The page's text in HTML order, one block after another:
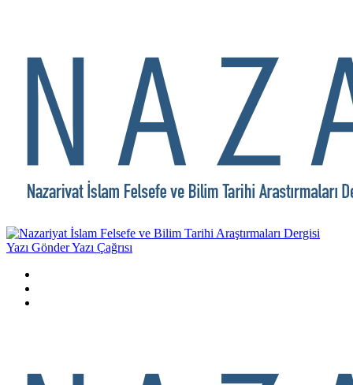
Yazı GönderYazı Çağrısı